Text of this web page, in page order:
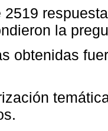
2519
la
obtenidas